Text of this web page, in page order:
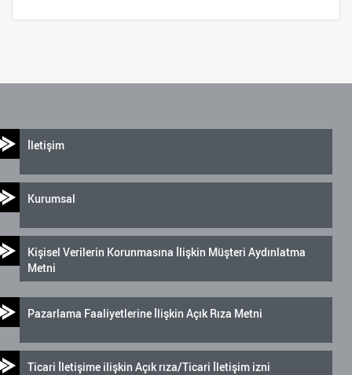
İletişim
Kurumsal
Kişisel Verilerin Korunmasına İlişkin Müşteri Aydınlatma
Metni
Pazarlama Faaliyetlerine İlişkin Açık Rıza Metni
Ticari İletişime ilişkin Açık rıza/Ticari İletişim izni